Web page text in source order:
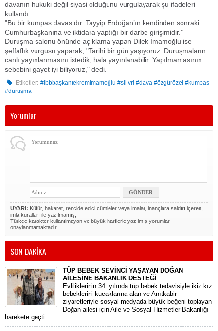
davanın hukuki değil siyasi olduğunu vurgulayarak şu ifadeleri
kullandı:
​"Bu bir kumpas davasıdır. Tayyip Erdoğan’ın kendinden sonraki
Cumhurbaşkanına ve iktidara yaptığı bir darbe girişimidir."
​Duruşma salonu önünde açıklama yapan Dilek İmamoğlu ise
şeffaflık vurgusu yaparak, "Tarihi bir gün yaşıyoruz. Duruşmaların
canlı yayınlanmasını istedik, hala yayınlanabilir. Yapılmamasının
sebebini gayet iyi biliyoruz," dedi.
Etiketler: #ibbbaşkanıekremimamoğlu #silivri #dava #özgürözel #kumpas
#duruşma
Yorumlar
UYARI: Küfür, hakaret, rencide edici cümleler veya imalar, inançlara saldırı içeren,
imla kuralları ile yazılmamış,
Türkçe karakter kullanılmayan ve büyük harflerle yazılmış yorumlar
onaylanmamaktadır.
SON DAKİKA
TÜP BEBEK SEVİNCİ YAŞAYAN DOĞAN
AİLESİNE BAKANLIK DESTEĞİ
​Evliliklerinin 34. yılında tüp bebek tedavisiyle ikiz kız
bebeklerini kucaklarına alan ve Anıtkabir
ziyaretleriyle sosyal medyada büyük beğeni toplayan
Doğan ailesi için Aile ve Sosyal Hizmetler Bakanlığı
harekete geçti.